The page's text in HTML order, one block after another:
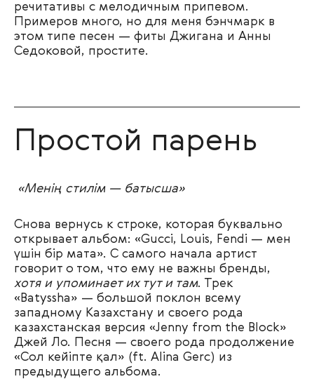
речитативы с мелодичным припевом.
Примеров много, но для меня бэнчмарк в
этом типе песен — фиты Джигана и Анны
Седоковой, простите.
Простой парень
«Менің стилім — батысша»
Снова вернусь к строке, которая буквально
открывает альбом: «Gucci, Louis, Fendi — мен
үшін бір мата». С самого начала артист
говорит о том, что ему не важны бренды,
хотя и упоминает их тут и там. Трек
«Batysshа» — большой поклон всему
западному Казахстану и своего рода
казахстанская версия «Jenny from the Block»
Джей Ло. Песня — своего рода продолжение
«Сол кейіпте қал» (ft. Alina Gerc) из
предыдущего альбома.